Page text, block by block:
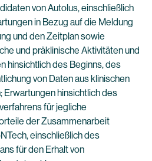
von Autolus, einschließlich
in Bezug auf die Meldung
und den Zeitplan sowie
und präklinische Aktivitäten und
hinsichtlich des Beginns, des
von Daten aus klinischen
Erwartungen hinsichtlich des
für jegliche
der Zusammenarbeit
einschließlich des
für den Erhalt von